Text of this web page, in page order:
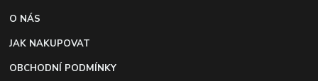
O NÁS
JAK NAKUPOVAT
OBCHODNÍ PODMÍNKY